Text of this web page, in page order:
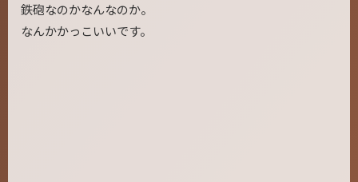
鉄砲なのかなんなのか。
なんかかっこいいです。